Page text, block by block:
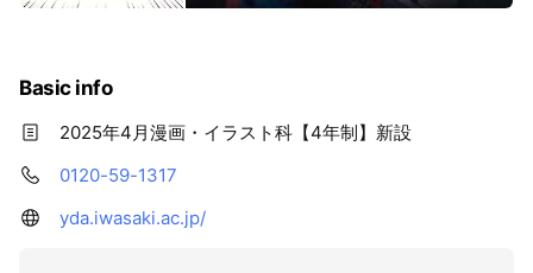
Basic info
2025年4月漫画・イラスト科【4年制】新設
0120-59-1317
yda.iwasaki.ac.jp/